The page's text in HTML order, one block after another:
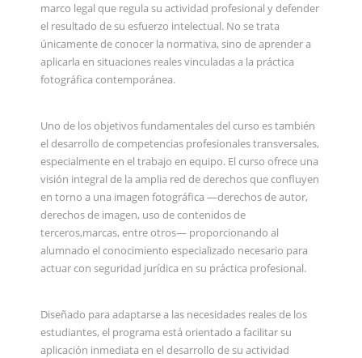
marco legal que regula su actividad profesional y defender
el resultado de su esfuerzo intelectual. No se trata
únicamente de conocer la normativa, sino de aprender a
aplicarla en situaciones reales vinculadas a la práctica
fotográfica contemporánea.
Uno de los objetivos fundamentales del curso es también
el desarrollo de competencias profesionales transversales,
especialmente en el trabajo en equipo. El curso ofrece una
visión integral de la amplia red de derechos que confluyen
en torno a una imagen fotográfica —derechos de autor,
derechos de imagen, uso de contenidos de
terceros,marcas, entre otros— proporcionando al
alumnado el conocimiento especializado necesario para
actuar con seguridad jurídica en su práctica profesional.
Diseñado para adaptarse a las necesidades reales de los
estudiantes, el programa está orientado a facilitar su
aplicación inmediata en el desarrollo de su actividad